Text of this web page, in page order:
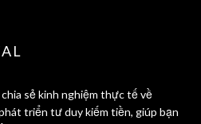
sẻ kinh nghiệm thực tế về
triển tư duy kiếm tiền, giúp bạn